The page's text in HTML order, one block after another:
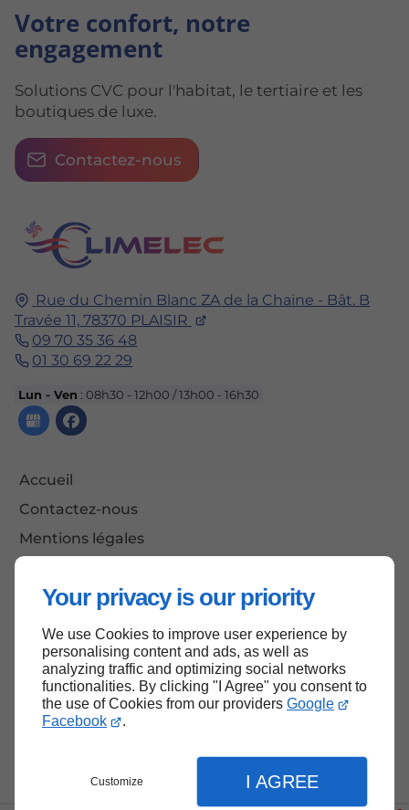
Your privacy is our priority
We use Cookies to improve user experience by
personalising content and ads, as well as
analyzing traffic and optimizing social networks
functionalities. By clicking "I Agree" you consent to
the use of Cookies from our providers Google
Facebook
.
Customize I AGREE
Rue du Chemin Blanc ZA de la Chaine - Bât. B
Travée 11, 78370 PLAISIR
09 70 35 36 48
01 30 69 22 29
Lun - Ven : 08h30 - 12h00 / 13h00 - 16h30
Accueil
Contactez-nous
Mentions légales
Votre confort, notre
engagement
Solutions CVC pour l'habitat, le tertiaire et les
boutiques de luxe.
Contactez-nous
Haut de page